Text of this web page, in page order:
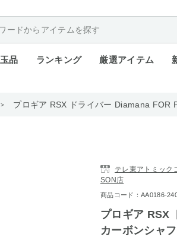
品 ランキング 厳選アイテム
プロギア RSX ドライバー Diamana FOR
テレ東アトミック
SON店
商品コード：AA0186-
プロギア RSX
カーボンシャ